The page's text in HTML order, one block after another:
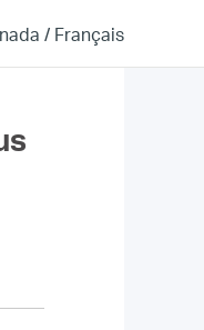
/ Français